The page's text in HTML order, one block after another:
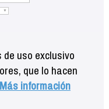
uso exclusivo
que lo hacen
Más información